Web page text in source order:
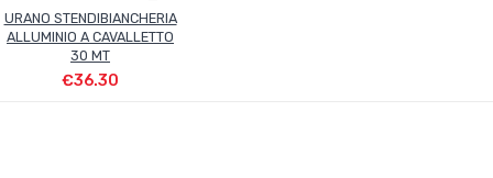
URANO STENDIBIANCHERIA
ALLUMINIO A CAVALLETTO
30 MT
€36.30